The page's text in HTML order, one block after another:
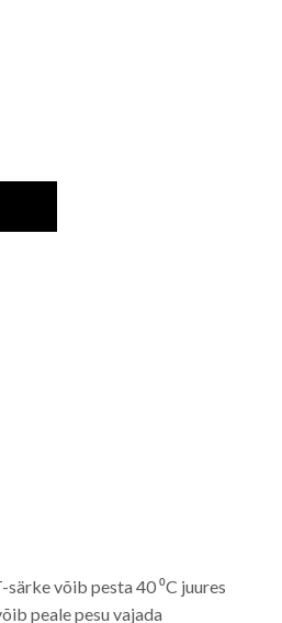
võib pesta 40 ⁰C juures
peale pesu vajada